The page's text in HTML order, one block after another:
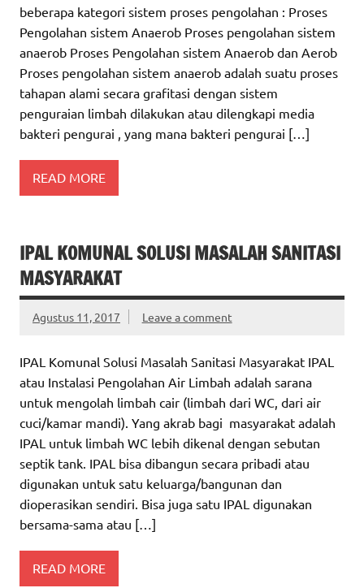
beberapa kategori sistem proses pengolahan : Proses
Pengolahan sistem Anaerob Proses pengolahan sistem
anaerob Proses Pengolahan sistem Anaerob dan Aerob
Proses pengolahan sistem anaerob adalah suatu proses
tahapan alami secara grafitasi dengan sistem
penguraian limbah dilakukan atau dilengkapi media
bakteri pengurai , yang mana bakteri pengurai […]
READ MORE
IPAL KOMUNAL SOLUSI MASALAH SANITASI
MASYARAKAT
Agustus 11, 2017 Leave a comment
IPAL Komunal Solusi Masalah Sanitasi Masyarakat IPAL
atau Instalasi Pengolahan Air Limbah adalah sarana
untuk mengolah limbah cair (limbah dari WC, dari air
cuci/kamar mandi). Yang akrab bagi masyarakat adalah
IPAL untuk limbah WC lebih dikenal dengan sebutan
septik tank. IPAL bisa dibangun secara pribadi atau
digunakan untuk satu keluarga/bangunan dan
dioperasikan sendiri. Bisa juga satu IPAL digunakan
bersama-sama atau […]
READ MORE